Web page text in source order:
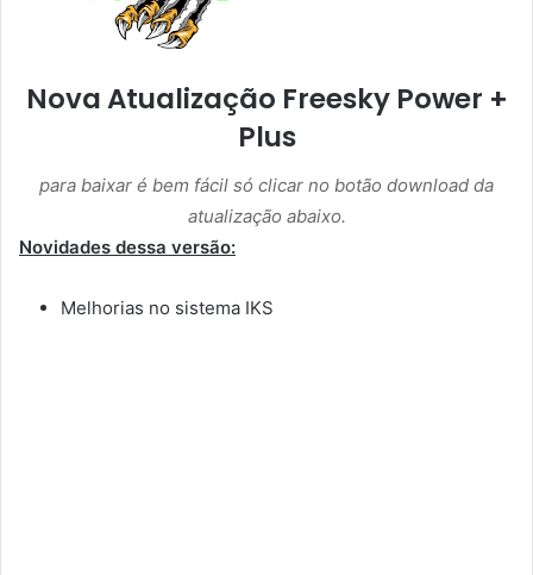
Nova Atualização Freesky Power +
Plus
para baixar é bem fácil só clicar no botão download da
atualização abaixo.
Novidades dessa versão:
Melhorias no sistema IKS